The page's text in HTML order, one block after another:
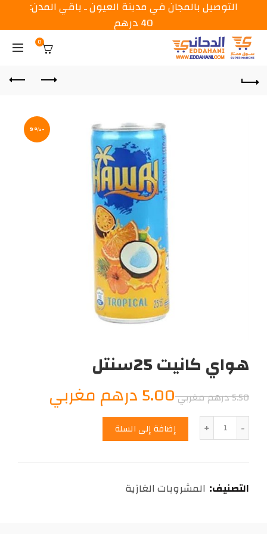
0
-9%
هواي كانيت 25سنتل
5.50درهم مغربيالسعر
الأصلي
هو:
درهم
5.00درهم مغربي
الكمية إضافة إلى السلة
التصنيف: المشروبات الغازية
التوصيل بالمجان في مدينة العيون ـ باقي المدن:
40 درهم